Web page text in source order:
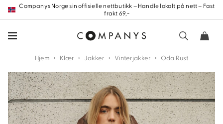
Hopp
frem
innholdet
Companys Norge sin offisielle nettbutikk – Handle lokalt på nett – Fast
frakt 69,-
Hjem › Klær › Jakker › Vinterjakker › Oda Rust